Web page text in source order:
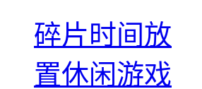
碎片时间放
置休闲游戏